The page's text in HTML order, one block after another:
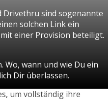
Drivethru sind sogenannte
solchen Link ein
einer Provision beteiligt.
Wo, wann und wie Du ein
Dir überlassen.
um vollständig ihre